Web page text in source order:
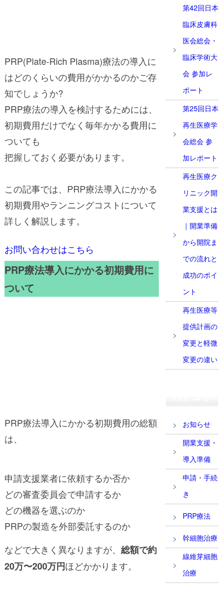
PRP(Plate-Rich Plasma)療法の導入に
はどのくらいの費用がかかるのかご存
知でしょうか?
PRP療法の導入を検討するためには、
初期費用だけでなく毎年かかる費用に
ついても
把握しておく必要があります。
この記事では、PRP療法導入にかかる
初期費用やランニングコストについて
詳しく解説します。
お問い合わせはこちら
PRP療法導入にかかる初期費用に
ついて
PRP療法導入にかかる初期費用の総額
は、
申請支援業者に依頼するか否か
どの審査委員会で申請するか
どの機器を選ぶのか
PRPの製造を外部委託するのか
などで大きく異なりますが、 総額で約
20万〜200万円ほどかかります。
第42回日本
臨床皮膚科
医会総会・
臨床学術大
会 参加レ
ポート
第25回日本
再生医療学
会総会 参
加レポート
再生医療ク
リニック開
業支援とは
｜開業準備
から開院ま
での流れと
成功のポイ
ント
再生医療等
提供計画の
変更と軽微
変更の違い
お知らせ
開業支援・
導入準備
申請・手続
き
PRP療法
幹細胞治療
線維芽細胞
治療